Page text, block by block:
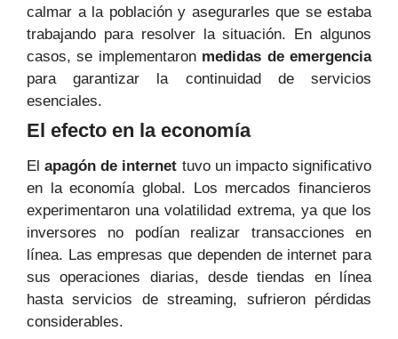
calmar a la población y asegurarles que se estaba
trabajando para resolver la situación. En algunos
casos, se implementaron medidas de emergencia
para garantizar la continuidad de servicios
esenciales.
El efecto en la economía
Elapagón de internet tuvo un impacto significativo
en la economía global. Los mercados financieros
experimentaron una volatilidad extrema, ya que los
inversores no podían realizar transacciones en
línea. Las empresas que dependen de internet para
sus operaciones diarias, desde tiendas en línea
hasta servicios de streaming, sufrieron pérdidas
considerables.